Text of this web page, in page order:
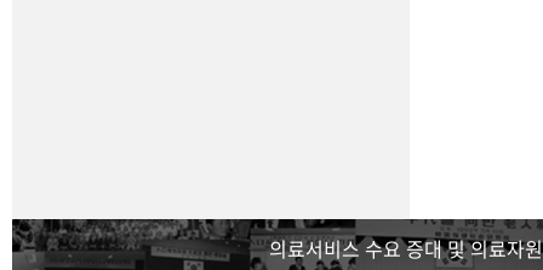
의료서비스 수요 증대 및 의료자